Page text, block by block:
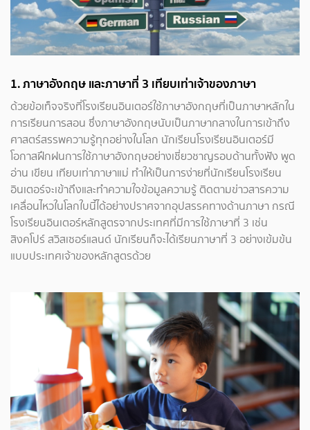
1.ภาษาอังกฤษ และภาษาที่ 3 เทียบเท่าเจ้าของภาษา
ด้วยข้อเท็จจริงที่โรงเรียนอินเตอร์ใช้ภาษาอังกฤษที่เป็นภาษาหลักใน
การเรียนการสอน ซึ่งภาษาอังกฤษนับเป็นภาษากลางในการเข้าถึง
ศาสตร์สรรพความรู้ทุกอย่างในโลก นักเรียนโรงเรียนอินเตอร์มี
โอกาสฝึกฝนการใช้ภาษาอังกฤษอย่างเชี่ยวชาญรอบด้านทั้งฟัง พูด
อ่าน เขียน เทียบเท่าภาษาแม่ ทำให้เป็นการง่ายที่นักเรียนโรงเรียน
อินเตอร์จะเข้าถึงและทำความใจข้อมูลความรู้ ติดตามข่าวสารความ
เคลื่อนไหวในโลกใบนี้ได้อย่างปราศจากอุปสรรคทางด้านภาษา กรณี
โรงเรียนอินเตอร์หลักสูตรจากประเทศที่มีการใช้ภาษาที่ 3 เช่น
สิงคโปร์ สวิสเซอร์แลนด์ นักเรียนก็จะได้เรียนภาษาที่ 3 อย่างเข้มข้น
แบบประเทศเจ้าของหลักสูตรด้วย